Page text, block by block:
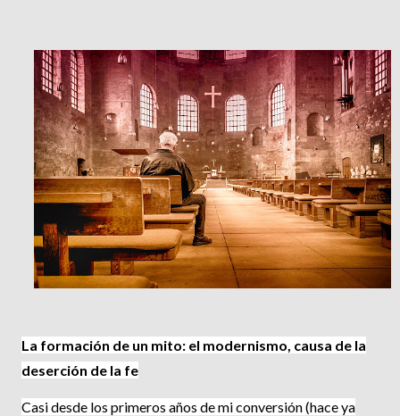
La formación de un mito: el modernismo, causa de la
deserción de la fe
Casi desde los primeros años de mi conversión (hace ya